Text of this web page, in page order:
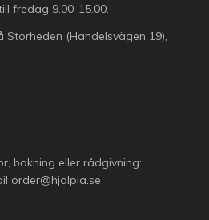
fredag 9.00-15.00.
Storheden (Handelsvägen 19),
bokning eller rådgivning:
order@hjalpia.se